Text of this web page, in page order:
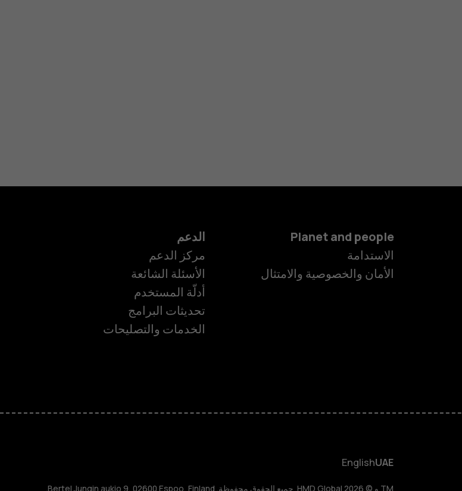
الهواتف الذكية
HMD Terra M
HMD DUB
Planet and people
الاستدامة
الأمان والخصوصية والامتثال
الدعم
مركز الدعم
الأسئلة الشائعة
أدلّة المستخدم
تحديثات البرامج
الخدمات والتصليحات
UAE
English
TM و © 2026 HMD Global. جميع الحقوق محفوظة. Bertel Jungin aukio 9, 02600 Espoo, Finland.